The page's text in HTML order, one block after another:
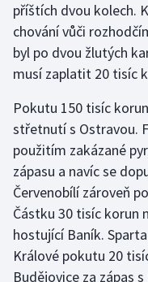
Sportovní střelba
Stolní tenis
Triatlon
Veslování
Vodní slalom
Volejbal
Ostatní
příštích dvou kolech.
chování vůči
byl po dvou žlutých
musí zaplatit 20 tisíc
Pokutu 150 tisíc
střetnutí s Ostravou.
použitím zakázané
zápasu a navíc se
Červenobílí zároveň
Částku 30 tisíc korun
hostující Baník.
Králové pokutu 20
Budějovice za zápas